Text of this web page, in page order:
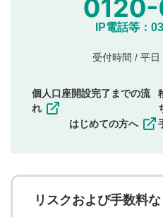
他のサイトへの誘導
他者の権利（商標、
その他当社が不適切
一度投稿した評価およびコ
ことを承諾したものとしま
に関する著作者人格権を行
用者が投稿したコメントは
IP電話等：
受付時間 / 平
個人口座開設完了までの流
れ
はじめての方へ
リスクおよび手数料